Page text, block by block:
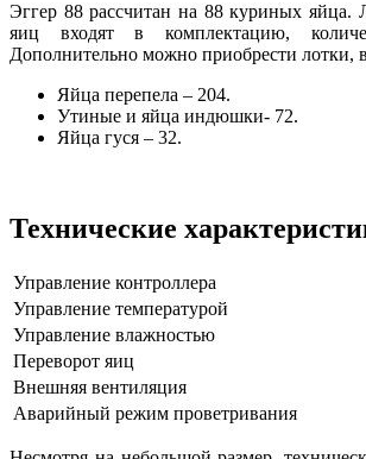
Эггер 88 рассчитан на 88 куриных яйца.
яиц входят в комплектацию,
Дополнительно можно приобрести лотки,
Яйца перепела – 204.
Утиные и яйца индюшки- 72.
Яйца гуся – 32.
Технические
Управление контроллера
Управление температурой
Управление влажностью
Переворот яиц
Внешняя вентиляция
Аварийный режим проветривания